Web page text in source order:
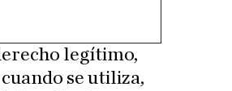
legítimo,
se utiliza,